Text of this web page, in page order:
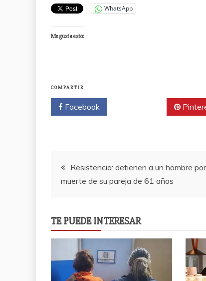
WhatsApp
Me gusta esto:
COMPARTIR
Facebook
Navegación
de
entradas
Resistencia: detienen a un hombre
muerte de su pareja de 61 años
TE PUEDE INTERESAR